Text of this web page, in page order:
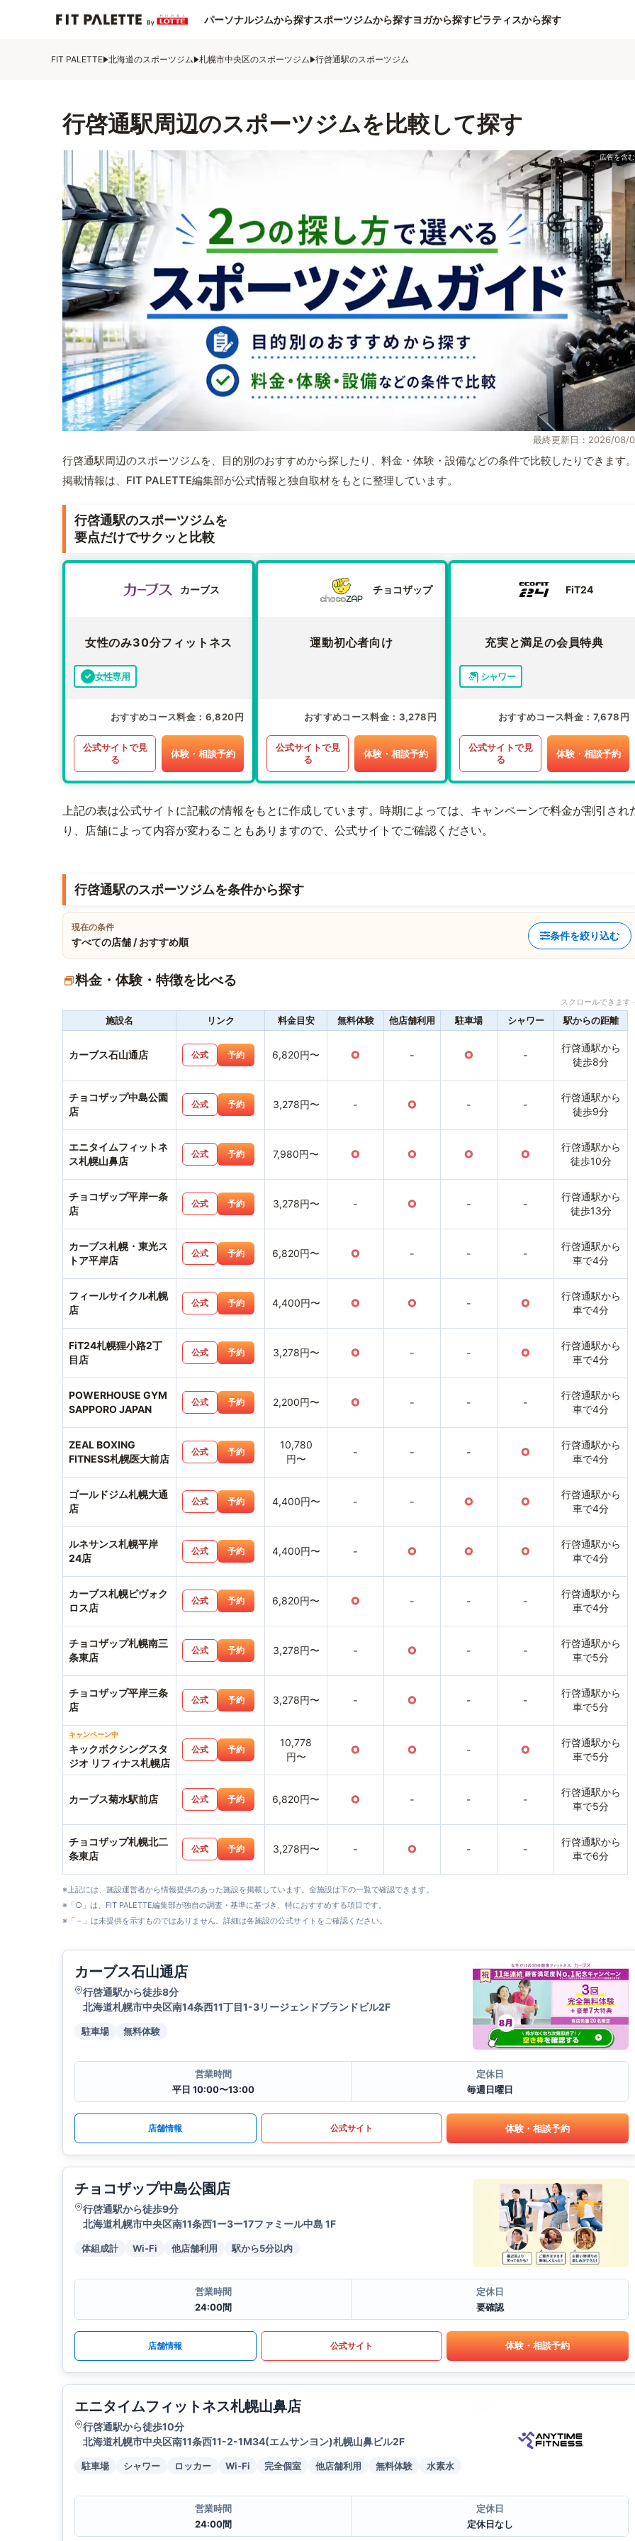
パーソナルジムから探すスポーツジムから探すヨガから探すピラティスから探す
FIT PALETTE 北海道のスポーツジム 札幌市中央区のスポーツジム 行啓通駅のスポーツジム
行啓通駅周辺のスポーツジムを比較して探す
最終更新日：2026/08/
行啓通駅周辺のスポーツジムを、目的別のおすすめから探したり、料金・体験・設備などの条件で比較したりできます
掲載情報は、FIT PALETTE編集部が公式情報と独自取材をもとに整理しています。
行啓通駅のスポーツジムを
要点だけでサクッと比較
カーブス
女性のみ30分フィットネス
女性専用
おすすめコース料金 6,820円
公式サイトで見
る
体験・相談予約
チョコザップ
運動初心者向け
おすすめコース料金 3,278円
公式サイトで見
る
体験・相談予約
FiT24
充実と満足の会員特典
シャワー
おすすめコース料金 7,678円
公式サイトで見
る
体験・相談予約
上記の表は公式サイトに記載の情報をもとに作成しています。時期によっては、キャンペーンで料金が割引され
り、店舗によって内容が変わることもありますので、公式サイトでご確認ください。
行啓通駅のスポーツジムを条件から探す
現在の条件
すべての店舗 / おすすめ順
条件を絞り込む
料金・体験・特徴を比べる
スクロールできま
施設名 リンク 料金目安 無料体験 他店舗利用 駐車場 シャワー 駅からの距離
カーブス石山通店 公式 予約 6,820円〜 ○ - ○ -
行啓通駅から
徒歩8分
チョコザップ中島公園
店
公式 予約 3,278円〜 - ○ - -
行啓通駅から
徒歩9分
エニタイムフィットネ
ス札幌山鼻店
公式 予約 7,980円〜 ○ ○ ○ ○
行啓通駅から
徒歩10分
チョコザップ平岸一条
店
公式 予約 3,278円〜 - ○ - -
行啓通駅から
徒歩13分
カーブス札幌・東光ス
トア平岸店
公式 予約 6,820円〜 ○ - - -
行啓通駅から
車で4分
フィールサイクル札幌
店
公式 予約 4,400円〜 ○ ○ - ○
行啓通駅から
車で4分
FiT24札幌狸小路2丁
目店
公式 予約 3,278円〜 ○ - - ○
行啓通駅から
車で4分
POWERHOUSE GYM
SAPPORO JAPAN
公式 予約 2,200円〜 ○ - - -
行啓通駅から
車で4分
ZEAL BOXING
FITNESS札幌医大前店
公式 予約
10,780
円〜
- - - ○
行啓通駅から
車で4分
ゴールドジム札幌大通
店
公式 予約 4,400円〜 - - ○ ○
行啓通駅から
車で4分
ルネサンス札幌平岸
24店
公式 予約 4,400円〜 - ○ ○ ○
行啓通駅から
車で4分
カーブス札幌ピヴォク
ロス店
公式 予約 6,820円〜 ○ - - -
行啓通駅から
車で4分
チョコザップ札幌南三
条東店
公式 予約 3,278円〜 - ○ - -
行啓通駅から
車で5分
チョコザップ平岸三条
店
公式 予約 3,278円〜 - ○ - -
行啓通駅から
車で5分
キャンペーン中
キックボクシングスタ
ジオ リフィナス札幌店
公式 予約
10,778
円〜
○ ○ - ○
行啓通駅から
車で5分
カーブス菊水駅前店 公式 予約 6,820円〜 ○ - - -
行啓通駅から
車で5分
チョコザップ札幌北二
条東店
公式 予約 3,278円〜 - ○ - -
行啓通駅から
車で6分
※上記には、施設運営者から情報提供のあった施設を掲載しています。全施設は下の一覧で確認できます。
※「○」は、FIT PALETTE編集部が独自の調査・基準に基づき、特におすすめする項目です。
※「－」は未提供を示すものではありません。詳細は各施設の公式サイトをご確認ください。
カーブス石山通店
行啓通駅から徒歩8分
北海道札幌市中央区南14条西11丁目1-3リージェンドブランドビル2F
駐車場 無料体験
営業時間
平日 10:00〜13:00
定休日
毎週日曜日
店舗情報 公式サイト 体験・相談予約
チョコザップ中島公園店
行啓通駅から徒歩9分
北海道札幌市中央区南11条西1ー3ー17ファミール中島 1F
体組成計 Wi-Fi 他店舗利用 駅から5分以内
営業時間
24:00間
定休日
要確認
店舗情報 公式サイト 体験・相談予約
エニタイムフィットネス札幌山鼻店
行啓通駅から徒歩10分
北海道札幌市中央区南11条西11-2-1M34(エムサンヨン)札幌山鼻ビル2F
駐車場 シャワー ロッカー Wi-Fi 完全個室 他店舗利用 無料体験 水素水
営業時間
24:00間
定休日
定休日なし